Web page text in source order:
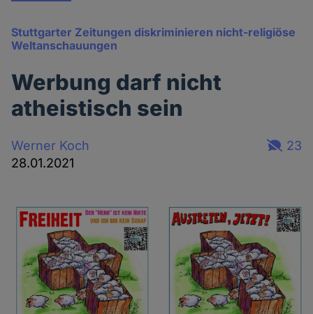
Stuttgarter Zeitungen diskriminieren nicht-religiöse
Weltanschauungen
Werbung darf nicht
atheistisch sein
Werner Koch
28.01.2021
23